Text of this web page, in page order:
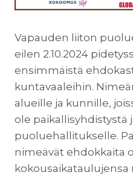
Vapauden liiton
eilen 2.10.2024
ensimmäistä
kuntavaaleihin.
alueille ja kunnille,
ole paikallisyhdistystä
puoluehallitukselle.
nimeävät ehdokkaita
kokousaikataulujensa